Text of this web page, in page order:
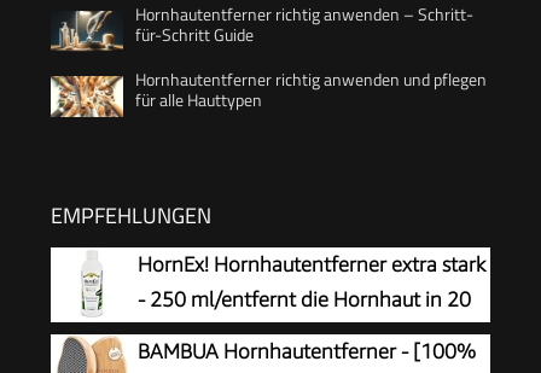
Hornhautentferner richtig anwenden – Schritt-
für-Schritt Guide
Hornhautentferner richtig anwenden und pflegen
für alle Hauttypen
EMPFEHLUNGEN
HornEx! Hornhautentferner extra stark
- 250 ml/entfernt die Hornhaut in 20
Minuten
BAMBUA Hornhautentferner - [100%